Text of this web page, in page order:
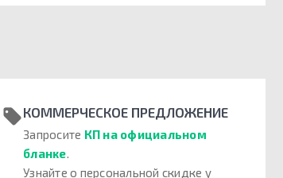
КОММЕРЧЕСКОЕ ПРЕДЛОЖЕНИЕ
Запросите КП на официальном
бланке.
Узнайте о персональной скидке у